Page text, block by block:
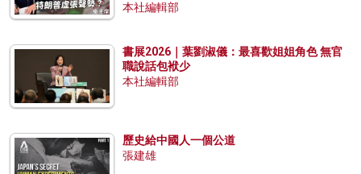
本社編輯部
書展2026｜葉劉淑儀：最喜歡姐姐角色 無官
職說話包袱少
本社編輯部
歷史給中國人一個公道
張建雄